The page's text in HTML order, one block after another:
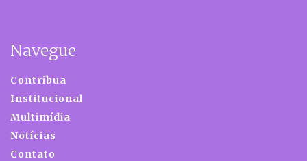
Navegue
Contribua
Institucional
Multimídia
Notícias
Contato